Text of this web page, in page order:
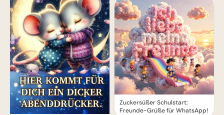
Zuckersüßer Schulstart:
Freunde-Grüße für WhatsApp!